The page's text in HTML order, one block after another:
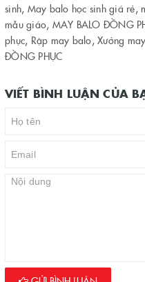
sinh, May balo học sinh giá rẻ,
mẫu giáo, MAY BALO ĐỒNG
phục, Rập may balo, Xưởng
ĐỒNG PHỤC
VIẾT BÌNH LUẬN CỦA